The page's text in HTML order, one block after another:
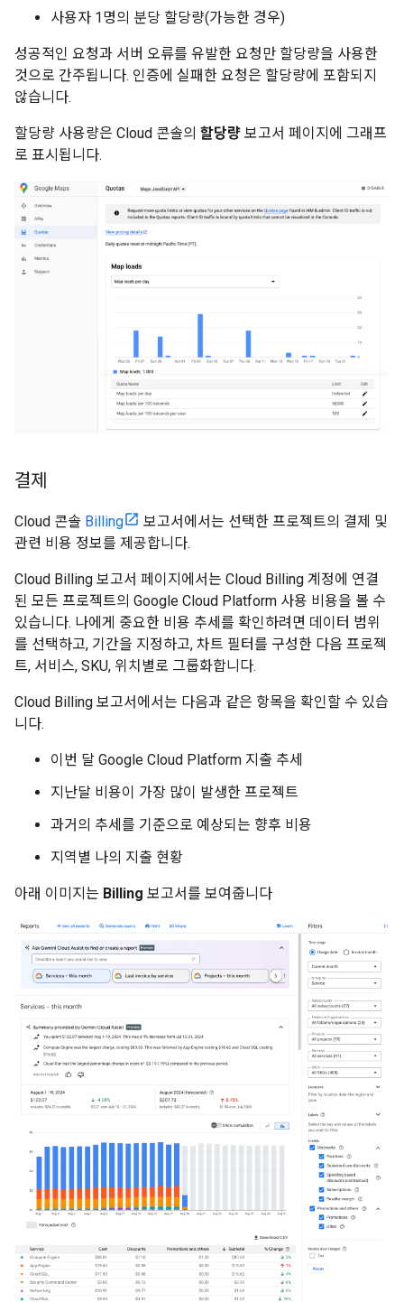
사용자 1명의 분당 할당량(가능한 경우)
성공적인 요청과 서버 오류를 유발한 요청만 할당량을 사용한
것으로 간주됩니다. 인증에 실패한 요청은 할당량에 포함되지
않습니다.
할당량 사용량은 Cloud 콘솔의 할당량 보고서 페이지에 그래프
로 표시됩니다.
결제
Cloud 콘솔 Billing
보고서에서는 선택한 프로젝트의 결제 및
관련 비용 정보를 제공합니다.
Cloud Billing 보고서 페이지에서는 Cloud Billing 계정에 연결
된 모든 프로젝트의 Google Cloud Platform 사용 비용을 볼 수
있습니다. 나에게 중요한 비용 추세를 확인하려면 데이터 범위
를 선택하고, 기간을 지정하고, 차트 필터를 구성한 다음 프로젝
트, 서비스, SKU, 위치별로 그룹화합니다.
Cloud Billing 보고서에서는 다음과 같은 항목을 확인할 수 있습
니다.
이번 달 Google Cloud Platform 지출 추세
지난달 비용이 가장 많이 발생한 프로젝트
과거의 추세를 기준으로 예상되는 향후 비용
지역별 나의 지출 현황
아래 이미지는 Billing 보고서를 보여줍니다